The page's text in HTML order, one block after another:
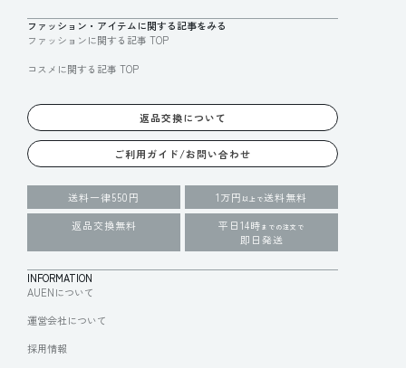
ファッション・アイテムに関する記事をみる
ファッションに関する記事 TOP
コスメに関する記事 TOP
返品交換について
ご利用ガイド/お問い合わせ
送料一律550円 1万円 以上で送料無料
返品交換無料
平日14時 までの注文で
即日発送
INFORMATION
AUENについて
運営会社について
採用情報